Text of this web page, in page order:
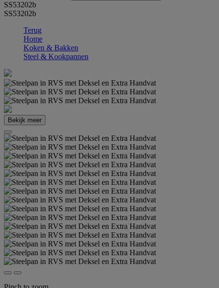
SS53202b
SS53202b
Terug
Home
Koken & Bakken
Steel & Kookpannen
Bekijk meer